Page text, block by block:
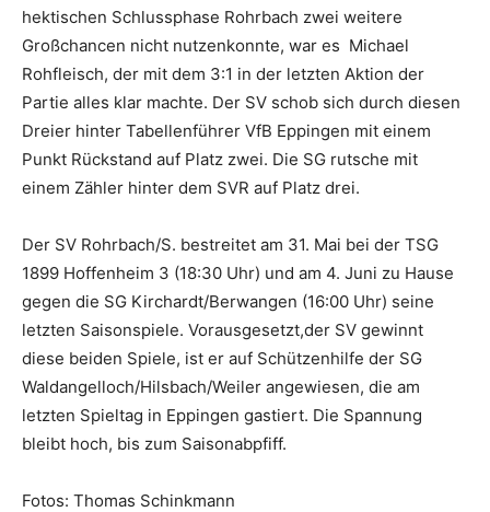
hektischen Schlussphase Rohrbach zwei weitere
Großchancen nicht nutzenkonnte, war es Michael
Rohfleisch, der mit dem 3:1 in der letzten Aktion der
Partie alles klar machte. Der SV schob sich durch diesen
Dreier hinter Tabellenführer VfB Eppingen mit einem
Punkt Rückstand auf Platz zwei. Die SG rutsche mit
einem Zähler hinter dem SVR auf Platz drei.
Der SV Rohrbach/S. bestreitet am 31. Mai bei der TSG
1899 Hoffenheim 3 (18:30 Uhr) und am 4. Juni zu Hause
gegen die SG Kirchardt/Berwangen (16:00 Uhr) seine
letzten Saisonspiele. Vorausgesetzt,der SV gewinnt
diese beiden Spiele, ist er auf Schützenhilfe der SG
Waldangelloch/Hilsbach/Weiler angewiesen, die am
letzten Spieltag in Eppingen gastiert. Die Spannung
bleibt hoch, bis zum Saisonabpfiff.
Fotos: Thomas Schinkmann